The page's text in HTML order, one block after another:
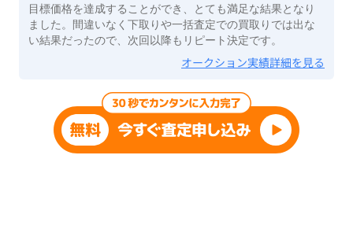
目標価格を達成することができ、とても満足な結果となり
ました。間違いなく下取りや一括査定での買取りでは出な
い結果だったので、次回以降もリピート決定です。
オークション実績詳細を見る